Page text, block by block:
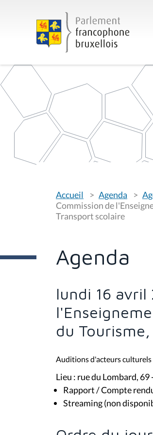
o
u
s
ê
c
i
Accueil Agenda
Commission de
Transport scolaire
Agenda
lundi 16 avril
du
Auditions d'acteurs
Lieu : rue du Lombard, 69
Rapport / Compte
Streaming (non